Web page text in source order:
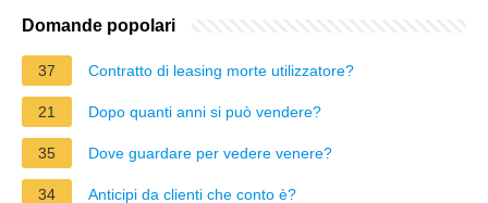
Domande popolari
37 Contratto di leasing morte utilizzatore?
21 Dopo quanti anni si può vendere?
35 Dove guardare per vedere venere?
34 Anticipi da clienti che conto è?